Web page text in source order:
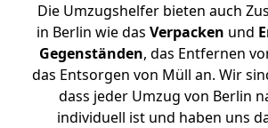
Die Umzugshelfer bieten auch
in Berlin wie das Verpacken und
Gegenständen, das Entfernen
das Entsorgen von Müll an. Wir
dass jeder Umzug von Berlin
individuell ist und haben uns